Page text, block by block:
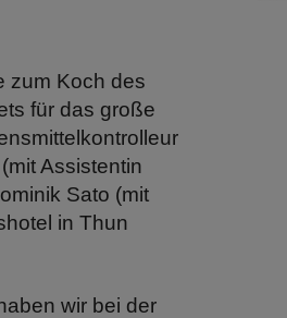
zum Koch des
für das große
Assistentin
Sato (mit
in Thun
wir bei der